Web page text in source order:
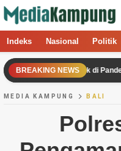
Indeks Nasional Politik
BREAKING NEWS
dan Anak di Pandeglang
MEDIA KAMPUNG BALI